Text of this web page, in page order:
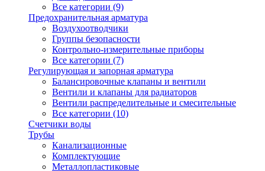
Все категории (9)
Предохранительная арматура
Воздухоотводчики
Группы безопасности
Контрольно-измерительные приборы
Все категории (7)
Регулирующая и запорная арматура
Балансировочные клапаны и вентили
Вентили и клапаны для радиаторов
Вентили распределительные и смесительные
Все категории (10)
Счетчики воды
Трубы
Канализационные
Комплектующие
Металлопластиковые